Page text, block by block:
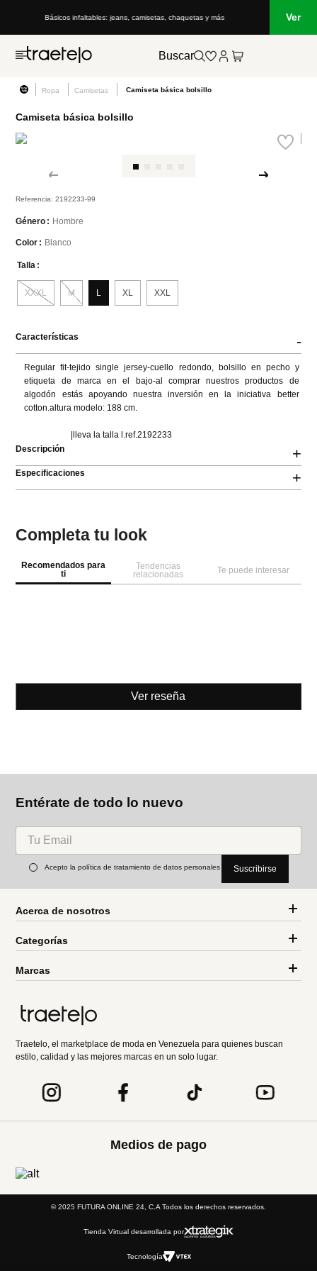
Básicos infaltables: jeans, camisetas, chaquetas y más Ver
Buscar
Ropa Camisetas Camiseta básica bolsillo
Camiseta básica bolsillo
Referencia:2192233-99
Género Hombre
Color Blanco
Talla
L
M XL XXL
XXXL
Características -
Regular fit-tejido single jersey-cuello redondo, bolsillo en pecho y
etiqueta de marca en el bajo-al comprar nuestros productos de
algodón estás apoyando nuestra inversión en la iniciativa better
cotton.altura modelo: 188 cm.
                      |lleva la talla l.ref.2192233
Descripción
+
Especificaciones +
Completa tu look
Recomendados para
ti
Tendencias
relacionadas
Te puede interesar
Ver reseña
Entérate de todo lo nuevo
Acepto la política de tratamiento de datos personales Suscribirse
Acerca de nosotros
Categorías
Marcas
Traetelo, el marketplace de moda en Venezuela para quienes buscan
estilo, calidad y las mejores marcas en un solo lugar.
Medios de pago
© 2025 FUTURA ONLINE 24, C.A Todos los derechos reservados.
Tienda Virtual desarrollada por
Tecnología